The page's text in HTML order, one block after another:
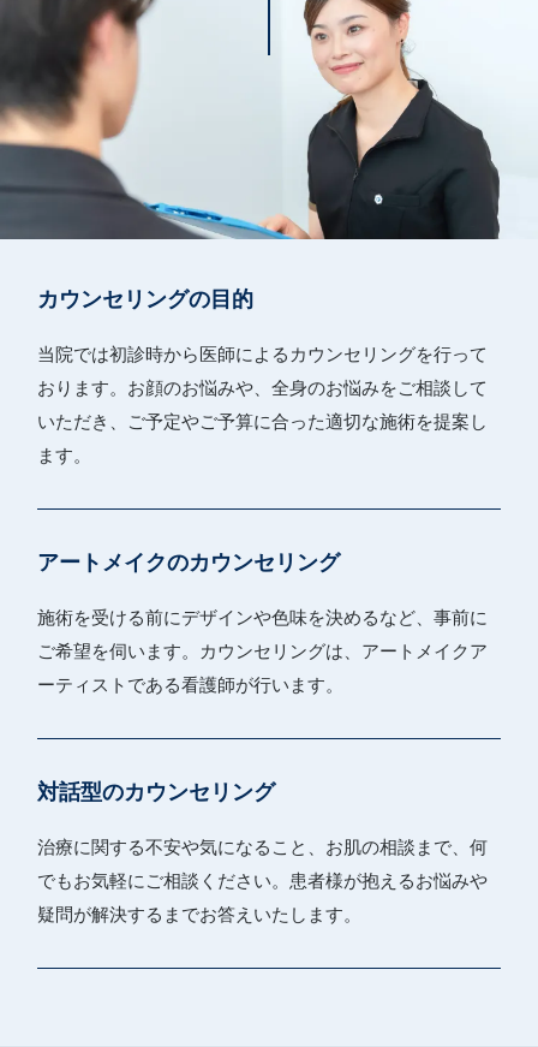
カウンセリングの目的
当院では初診時から医師によるカウンセリングを行って
おります。お顔のお悩みや、全身のお悩みをご相談して
いただき、ご予定やご予算に合った適切な施術を提案し
ます。
アートメイクのカウンセリング
施術を受ける前にデザインや色味を決めるなど、事前に
ご希望を伺います。カウンセリングは、アートメイクア
ーティストである看護師が行います。
対話型のカウンセリング
治療に関する不安や気になること、お肌の相談まで、何
でもお気軽にご相談ください。患者様が抱えるお悩みや
疑問が解決するまでお答えいたします。